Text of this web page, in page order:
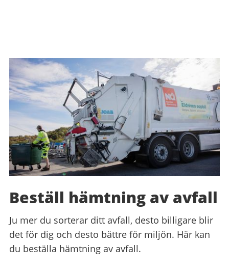
Beställ hämtning av avfall
Ju mer du sorterar ditt avfall, desto billigare blir
det för dig och desto bättre för miljön. Här kan
du beställa hämtning av avfall.